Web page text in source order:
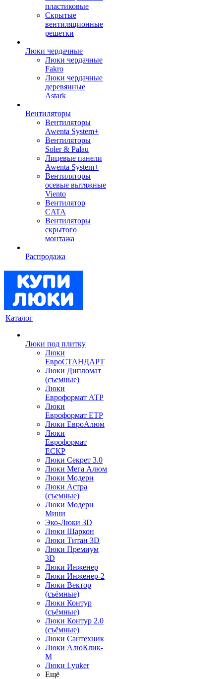
пластиковые
Скрытые
вентиляционные
решетки
Люки чердачные
Люки чердачные
Fakro
Люки чердачные
деревянные
Astark
Вентиляторы
Вентиляторы
Awenta System+
Вентиляторы
Soler & Palau
Лицевые панели
Awenta System+
Вентиляторы
осевые вытяжные
Viento
Вентилятор
CATA
Вентиляторы
скрытого
монтажа
Распродажа
Каталог
Люки под плитку
Люки
ЕвроСТАНДАРТ
Люки Дипломат
(съемные)
Люки
Евроформат АТР
Люки
Евроформат ЕТР
Люки ЕвроАлюм
Люки
Евроформат
ЕСКР
Люки Секрет 3.0
Люки Мега Алюм
Люки Модерн
Люки Астра
(съемные)
Люки Модерн
Мини
Эко-Люки 3D
Люки Шаркон
Люки Титан 3D
Люки Премиум
3D
Люки Инженер
Люки Инженер-2
Люки Вектор
(съёмные)
Люки Контур
(съёмные)
Люки Контур 2.0
(съёмные)
Люки Сантехник
Люки АлюКлик-
М
Люки Lyuker
Ещё